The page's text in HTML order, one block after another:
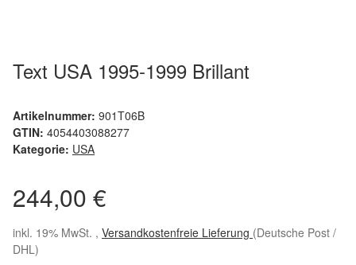
Text USA 1995-1999 Brillant
Artikelnummer: 901T06B
GTIN: 4054403088277
Kategorie: USA
244,00 €
inkl. 19% MwSt. , Versandkostenfreie Lieferung (Deutsche Post /
DHL)